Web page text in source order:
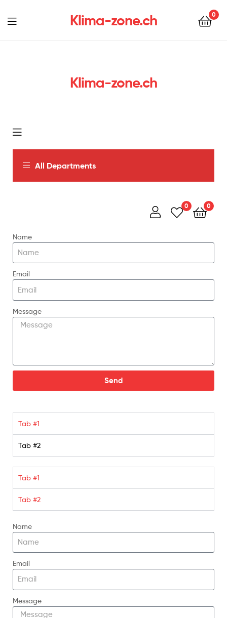
Klima-zone.ch 0
Klima-zone.ch
All Departments
0 0
Name
Email
Message
Send
Tab #1
Tab #2
Tab #1
Tab #2
Name
Email
Message